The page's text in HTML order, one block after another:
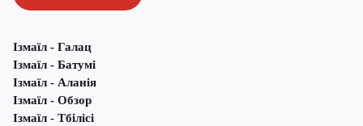
Ізмаїл - Галац
Ізмаїл - Батумі
Ізмаїл - Аланія
Ізмаїл - Обзор
Ізмаїл - Тбілісі